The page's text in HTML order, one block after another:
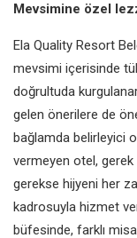
Mevsimine özel
Ela Quality Resort
mevsimi içerisinde
doğrultuda
gelen önerilere de
bağlamda belirleyici
vermeyen otel, gerek
gerekse hijyeni her
kadrosuyla hizmet
büfesinde, farklı